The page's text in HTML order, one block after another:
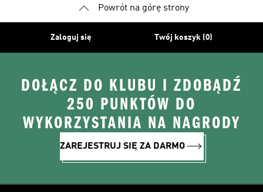
Powrót na górę strony
Zaloguj się Twój koszyk (0)
DOŁĄCZ DO KLUBU I ZDOBĄDŹ
250 PUNKTÓW DO
WYKORZYSTANIA NA NAGRODY
ZAREJESTRUJ SIĘ ZA DARMO